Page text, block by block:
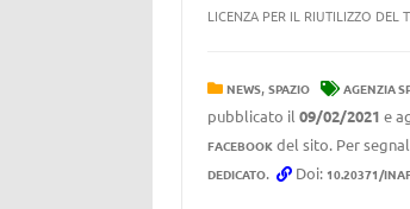
LICENZA PER IL RIUTILIZZO DEL
NEWS, SPAZIO AGENZIA
pubblicato il 09/02/2021 e
FACEBOOKdel sito. Per
DEDICATO. Doi: 10.20371/